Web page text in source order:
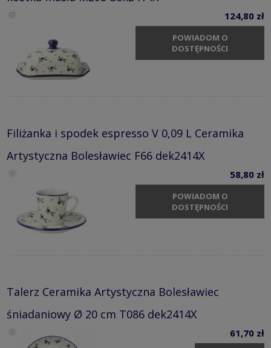
124,80 zł
POWIADOM O
DOSTĘPNOŚCI
Filiżanka i spodek espresso V 0,09 L Ceramika
Artystyczna Bolesławiec F66 dek2414X
58,80 zł
POWIADOM O
DOSTĘPNOŚCI
Talerz Ceramika Artystyczna Bolesławiec
śniadaniowy Ø 20 cm T086 dek2414X
61,70 zł